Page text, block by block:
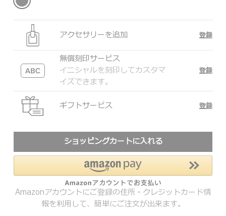
アクセサリーを追加 登録
無償刻印サービス
イニシャルを刻印してカスタマ
イズできます。
登録
ギフトサービス 登録
ショッピングカートに入れる
Amazonアカウントにご登録の住所・クレジットカード情
報を利用して、簡単にご注文が出来ます。